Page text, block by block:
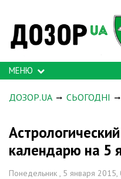
МЕНЮ
ДОЗОР.UA СЬОГОДНІ
календарю на 5
Понедельник , 5 января 2015,